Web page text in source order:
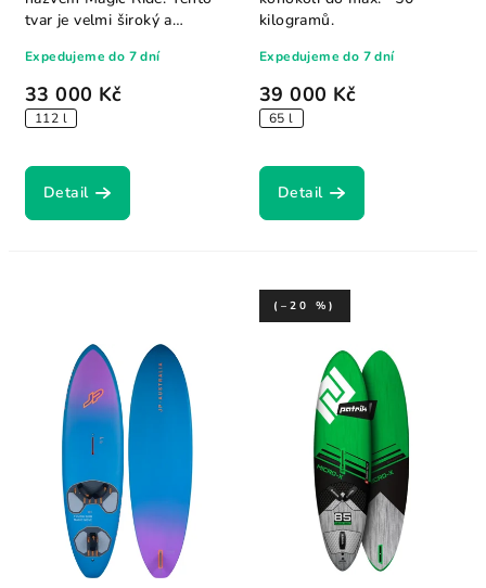
33 000 Kč
112 l
Expedujeme do 7 dní
Detail
tvar je velmi široký a
39 000 Kč
65 l
Expedujeme do 7 dní
Detail
kilogramů.
(–20 %)